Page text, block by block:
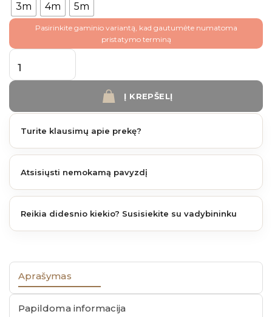
3m 4m 5m
Pasirinkite gaminio variantą, kad gautumėte numatoma
pristatymo terminą
produkto kiekis: Fiberdeck Brooklyn terasinė lenta 13,8 cm x 3-5 m. Teak
Į KREPŠELĮ
Turite klausimų apie prekę?
Atsisiųsti nemokamą pavyzdį
Reikia didesnio kiekio? Susisiekite su vadybininku
Aprašymas
Papildoma informacija